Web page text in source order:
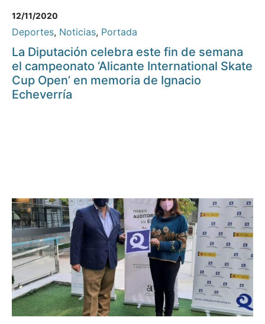
12/11/2020
Deportes, Noticias, Portada
La Diputación celebra este fin de semana
el campeonato ‘Alicante International Skate
Cup Open’ en memoria de Ignacio
Echeverría